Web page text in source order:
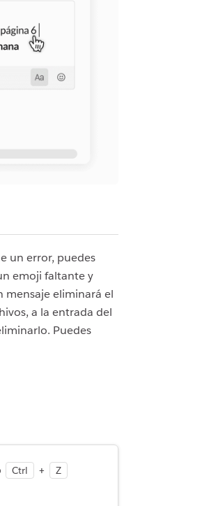
un error, puedes
emoji faltante y
mensaje eliminará el
a la entrada del
Puedes
Ctrl + Z